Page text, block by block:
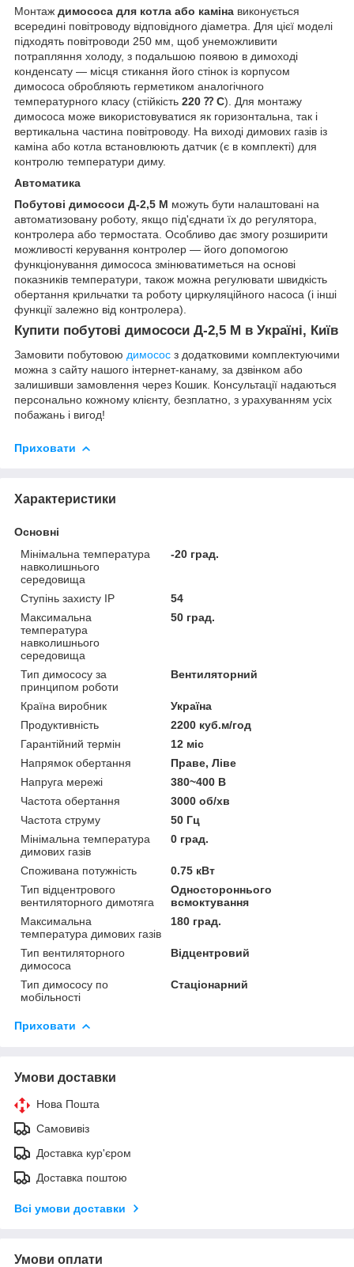
Монтаж димососа для котла або каміна виконується
всередині повітроводу відповідного діаметра. Для цієї моделі
підходять повітроводи 250 мм, щоб унеможливити
потрапляння холоду, з подальшою появою в димоході
конденсату — місця стикання його стінок із корпусом
димососа обробляють герметиком аналогічного
температурного класу (стійкість 220 ⁇ С). Для монтажу
димососа може використовуватися як горизонтальна, так і
вертикальна частина повітроводу. На виході димових газів із
каміна або котла встановлюють датчик (є в комплекті) для
контролю температури диму.
Автоматика
Побутові димососи Д-2,5 М можуть бути налаштовані на
автоматизовану роботу, якщо під'єднати їх до регулятора,
контролера або термостата. Особливо дає змогу розширити
можливості керування контролер — його допомогою
функціонування димососа змінюватиметься на основі
показників температури, також можна регулювати швидкість
обертання крильчатки та роботу циркуляційного насоса (і інші
функції залежно від контролера).
Купити побутові димососи Д-2,5 М в Україні, Київ
Замовити побутовою димосос з додатковими комплектуючими
можна з сайту нашого інтернет-канаму, за дзвінком або
залишивши замовлення через Кошик. Консультації надаються
персонально кожному клієнту, безплатно, з урахуванням усіх
побажань і вигод!
Приховати
Характеристики
Основні
Мінімальна температура
навколишнього
середовища
-20 град.
Ступінь захисту IP
54
Максимальна
температура
навколишнього
середовища
50 град.
Тип димососу за
принципом роботи
Вентиляторний
Країна виробник
Україна
Продуктивність
2200 куб.м/год
Гарантійний термін
12 міс
Напрямок обертання
Праве, Ліве
Напруга мережі
380~400 В
Частота обертання
3000 об/хв
Частота струму
50 Гц
Мінімальна температура
димових газів
0 град.
Споживана потужність
0.75 кВт
Тип відцентрового
вентиляторного димотяга
Одностороннього
всмоктування
Максимальна
температура димових газів
180 град.
Тип вентиляторного
димососа
Відцентровий
Тип димососу по
мобільності
Стаціонарний
Приховати
Умови доставки
Нова Пошта
Самовивіз
Доставка кур'єром
Доставка поштою
Всі умови доставки
Умови оплати